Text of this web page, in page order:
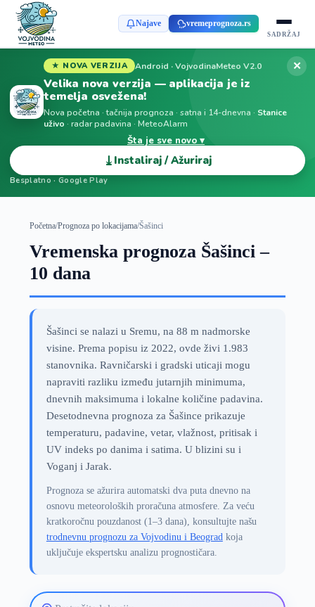
Najave vremeprognoza.rs
SADRŽAJ
★ NOVA VERZIJA Android · VojvodinaMeteo V2.0
Velika nova verzija — aplikacija je iz
temelja osvežena!
Nova početna · tačnija prognoza · satna i 14-dnevna · Stanice
uživo · radar padavina · MeteoAlarm
Šta je sve novo ▾
⤓ Instaliraj / Ažuriraj
Besplatno · Google Play
✕
Početna/Prognoza po lokacijama/Šašinci
Vremenska prognoza Šašinci –
10 dana
Šašinci se nalazi u Sremu, na 88 m nadmorske
visine. Prema popisu iz 2022, ovde živi 1.983
stanovnika. Ravničarski i gradski uticaji mogu
napraviti razliku između jutarnjih minimuma,
dnevnih maksimuma i lokalne količine padavina.
Desetodnevna prognoza za Šašince prikazuje
temperaturu, padavine, vetar, vlažnost, pritisak i
UV indeks po danima i satima. U blizini su i
Voganj i Jarak.
Prognoza se ažurira automatski dva puta dnevno na
osnovu meteoroloških proračuna atmosfere. Za veću
kratkoročnu pouzdanost (1–3 dana), konsultujte našu
trodnevnu prognozu za Vojvodinu i Beogradkoja
uključuje ekspertsku analizu prognostičara.